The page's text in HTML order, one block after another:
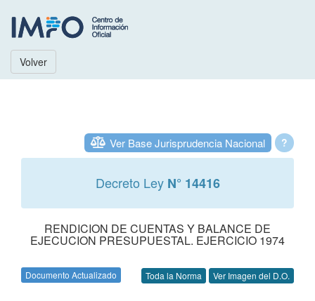
Volver
?
Ver Base Jurisprudencia Nacional
Decreto Ley N° 14416
RENDICION DE CUENTAS Y BALANCE DE
EJECUCION PRESUPUESTAL. EJERCICIO 1974
Documento Actualizado Toda la Norma Ver Imagen del D.O.